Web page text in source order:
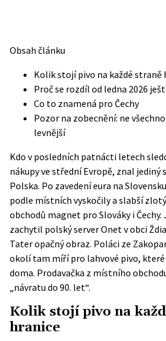
Obsah článku
Kolik stojí pivo na každé straně
Proč se rozdíl od ledna 2026
Co to znamená pro Čechy
Pozor na zobecnění: ne
levnější
Kdo v posledních patnácti letech
nákupy ve střední Evropě, znal jediný
Polska. Po zavedení eura na
podle místních vyskočily a slabší
obchodů magnet pro Slováky i Čechy.
zachytil polský serverOnetv obci
Tater opačný obraz. Poláci ze
okolí tam míří pro lahvové pivo,
doma. Prodavačka z místního
„návratu do 90. let“.
Kolik stojí pivo na
hranice